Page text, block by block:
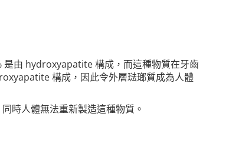
是由 hydroxyapatite 構成，而這種物質在牙齒
構成，因此令外層琺瑯質成為人體
時人體無法重新製造這種物質。